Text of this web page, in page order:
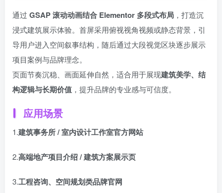
通过 GSAP 滚动动画结合 Elementor 多段式布局 ，打造沉
浸式建筑展示体验。首屏采用俯视视角视频或静态背景，引
导用户进入空间叙事结构，随后通过大段视觉区块逐步展示
项目案例与品牌理念。
页面节奏沉稳、画面延伸自然，适合用于展现建筑美学、结
构逻辑与长期价值 ，提升品牌的专业感与可信度。
应用场景
1.建筑事务所 / 室内设计工作室官方网站
2.高端地产项目介绍 / 建筑方案展示页
3.工程咨询、空间规划类品牌官网